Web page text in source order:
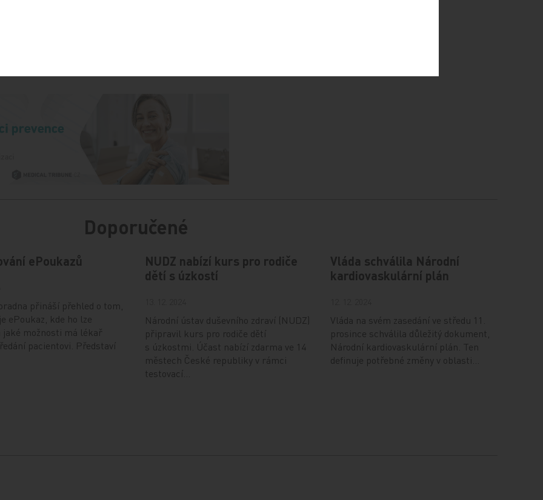
Doporučené
ePoukazů
přináší přehled o tom,
ePoukaz, kde ho lze
možnosti má lékař
pacientovi. Představí
NUDZ nabízí kurs pro rodiče
dětí s úzkostí
Národní ústav duševního zdraví (NUDZ)
připravil kurs pro rodiče dětí
s úzkostmi. Účast nabízí zdarma ve 14
městech České republiky v rámci
testovací…
Vláda schválila Národní
kardiovaskulární plán
Vláda na svém zasedání ve středu 11.
prosince schválila důležitý dokument,
Národní kardiovaskulární plán. Ten
definuje potřebné změny v oblasti…